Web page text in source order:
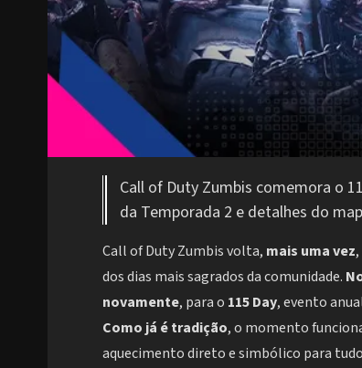
Call of Duty Zumbis comemora o
da Temporada 2 e detalhes do
Call of Duty Zumbis volta, mais uma vez
dos dias mais sagrados da comunidade.
novamente, para o 115 Day, evento
Como já é tradição, o momento
aquecimento direto e simbólico para